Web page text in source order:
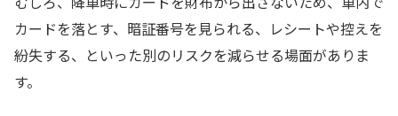
カードを落とす、暗証番号を見られる、レシートや控えを
紛失する、といった別のリスクを減らせる場面がありま
す。